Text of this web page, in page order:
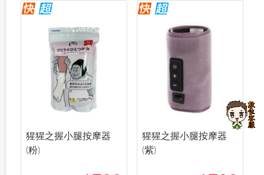
猩猩之握小腿按摩器
(粉)
猩猩之握小腿按摩器
(紫)